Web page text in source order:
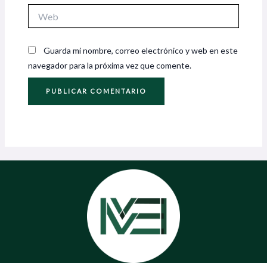
Guarda mi nombre, correo electrónico y web en este
navegador para la próxima vez que comente.